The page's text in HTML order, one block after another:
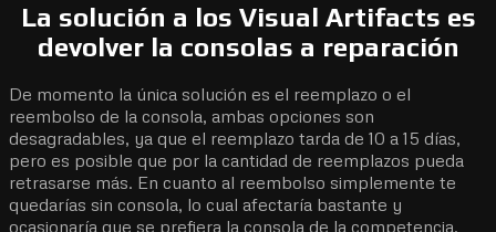
La solución a los Visual Artifacts es
devolver la consolas a reparación
De momento la única solución es el reemplazo o el
reembolso de la consola, ambas opciones son
desagradables, ya que el reemplazo tarda de 10 a 15 días,
pero es posible que por la cantidad de reemplazos pueda
retrasarse más. En cuanto al reembolso simplemente te
quedarías sin consola, lo cual afectaría bastante y
ocasionaría que se prefiera la consola de la competencia.